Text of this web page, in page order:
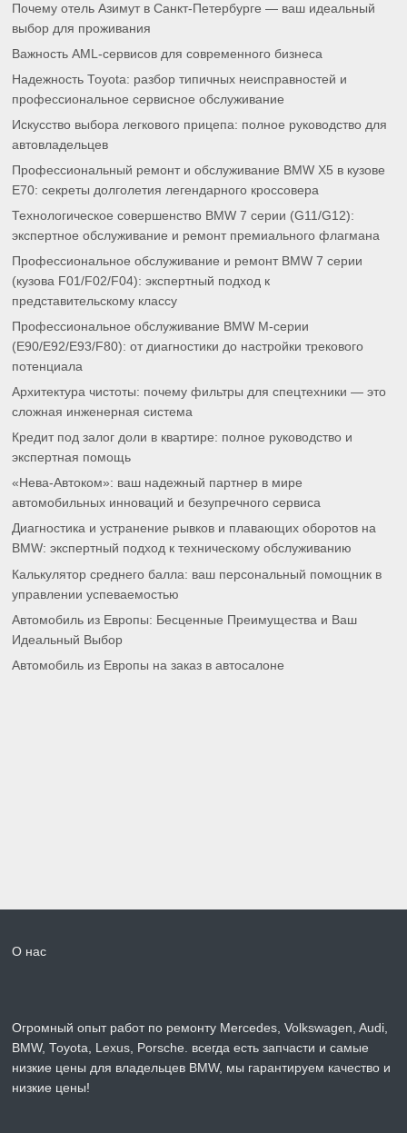
Почему отель Азимут в Санкт-Петербурге — ваш идеальный
выбор для проживания
Важность AML-сервисов для современного бизнеса
Надежность Toyota: разбор типичных неисправностей и
профессиональное сервисное обслуживание
Искусство выбора легкового прицепа: полное руководство для
автовладельцев
Профессиональный ремонт и обслуживание BMW X5 в кузове
E70: секреты долголетия легендарного кроссовера
Технологическое совершенство BMW 7 серии (G11/G12):
экспертное обслуживание и ремонт премиального флагмана
Профессиональное обслуживание и ремонт BMW 7 серии
(кузова F01/F02/F04): экспертный подход к
представительскому классу
Профессиональное обслуживание BMW M-серии
(E90/E92/E93/F80): от диагностики до настройки трекового
потенциала
Архитектура чистоты: почему фильтры для спецтехники — это
сложная инженерная система
Кредит под залог доли в квартире: полное руководство и
экспертная помощь
«Нева-Автоком»: ваш надежный партнер в мире
автомобильных инноваций и безупречного сервиса
Диагностика и устранение рывков и плавающих оборотов на
BMW: экспертный подход к техническому обслуживанию
Калькулятор среднего балла: ваш персональный помощник в
управлении успеваемостью
Автомобиль из Европы: Бесценные Преимущества и Ваш
Идеальный Выбор
Автомобиль из Европы на заказ в автосалоне
О нас
Огромный опыт работ по ремонту Mercedes, Volkswagen, Audi,
BMW, Toyota, Lexus, Porsche. всегда есть запчасти и самые
низкие цены для владельцев BMW, мы гарантируем качество и
низкие цены!